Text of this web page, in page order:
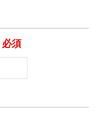
必須